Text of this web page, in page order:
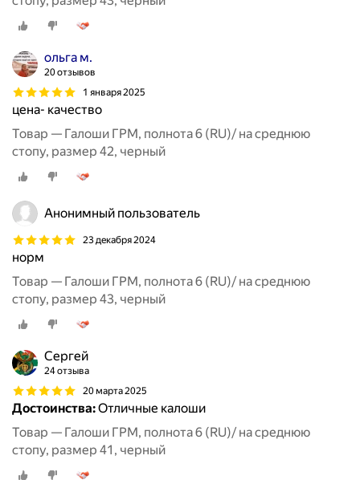
ольга м.
20 отзывов
1 января 2025
цена- качество
Товар — Галоши ГРМ, полнота 6 (RU)/ на среднюю
стопу, размер 42, черный
Анонимный пользователь
23 декабря 2024
норм
Товар — Галоши ГРМ, полнота 6 (RU)/ на среднюю
стопу, размер 43, черный
Сергей
24 отзыва
20 марта 2025
Достоинства:Отличные калоши
Товар — Галоши ГРМ, полнота 6 (RU)/ на среднюю
стопу, размер 41, черный